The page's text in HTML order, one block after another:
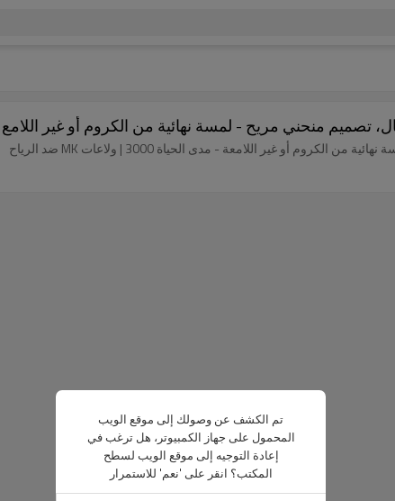
تم الكشف عن وصولك إلى موقع الويب
المحمول على جهاز الكمبيوتر، هل ترغب في
إعادة التوجيه إلى موقع الويب لسطح
المكتب؟ انقر على 'نعم' للاستمرار